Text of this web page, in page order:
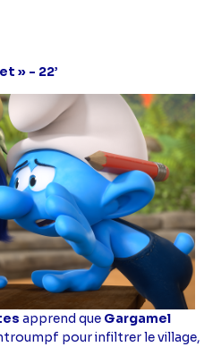
» - 22’
apprend que Gargamel
pour infiltrer le village,